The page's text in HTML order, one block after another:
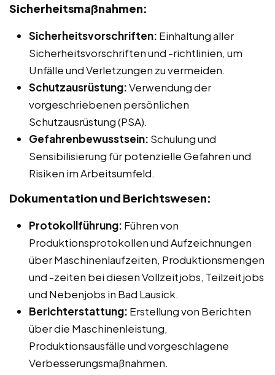
Sicherheitsmaßnahmen:
Sicherheitsvorschriften: Einhaltung aller
Sicherheitsvorschriften und -richtlinien, um
Unfälle und Verletzungen zu vermeiden.
Schutzausrüstung:Verwendung der
vorgeschriebenen persönlichen
Schutzausrüstung (PSA).
Gefahrenbewusstsein: Schulung und
Sensibilisierung für potenzielle Gefahren und
Risiken im Arbeitsumfeld.
Dokumentation und Berichtswesen:
Protokollführung: Führen von
Produktionsprotokollen und Aufzeichnungen
über Maschinenlaufzeiten, Produktionsmengen
und -zeiten bei diesen Vollzeitjobs, Teilzeitjobs
und Nebenjobs in Bad Lausick.
Berichterstattung: Erstellung von Berichten
über die Maschinenleistung,
Produktionsausfälle und vorgeschlagene
Verbesserungsmaßnahmen.